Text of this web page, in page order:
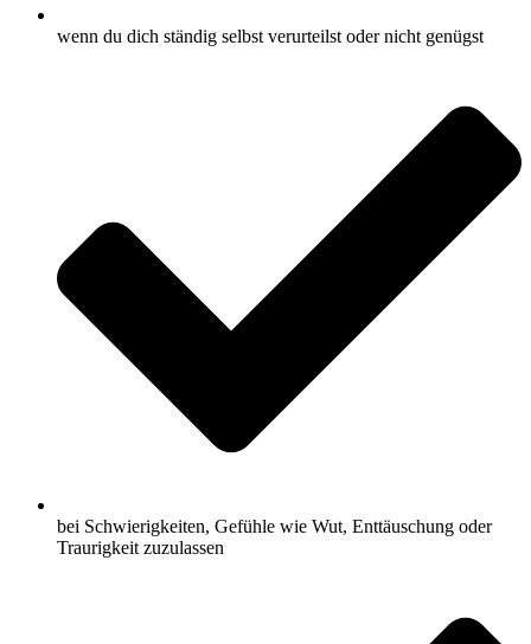
wenn du dich ständig selbst verurteilst oder nicht genügst
bei Schwierigkeiten, Gefühle wie Wut, Enttäuschung oder
Traurigkeit zuzulassen